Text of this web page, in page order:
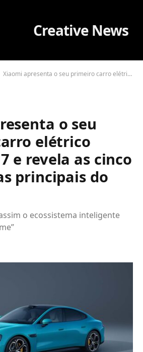
Xiaomi apresenta o seu primeiro carro elétrico Xiaomi SU7 e revela as cinco tecnologias principais do Xiaomi EV
o seu
elétrico
e revela as cinco
principais do
o ecossistema inteligente